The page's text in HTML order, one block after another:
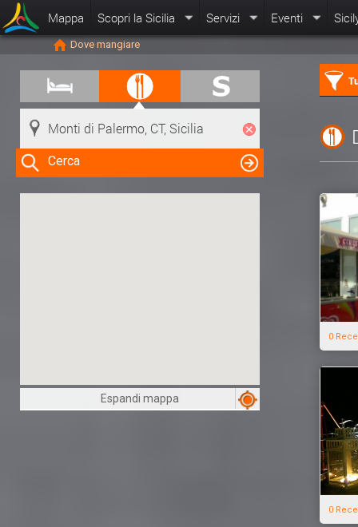
Mappa Scopri la Sicilia Servizi Eventi
Dove mangiare
Cerca
Espandi mappa
0
0